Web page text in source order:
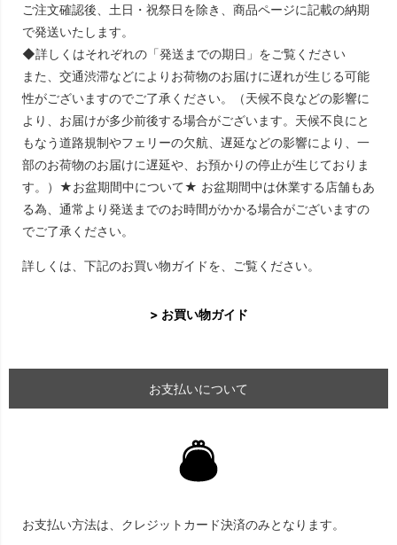
ご注文確認後、土日・祝祭日を除き、商品ページに記載の納期
で発送いたします。
◆詳しくはそれぞれの「発送までの期日」をご覧ください
また、交通渋滞などによりお荷物のお届けに遅れが生じる可能
性がございますのでご了承ください。（天候不良などの影響に
より、お届けが多少前後する場合がございます。天候不良にと
もなう道路規制やフェリーの欠航、遅延などの影響により、一
部のお荷物のお届けに遅延や、お預かりの停止が生じておりま
す。）★お盆期間中について★ お盆期間中は休業する店舗もあ
る為、通常より発送までのお時間がかかる場合がございますの
でご了承ください。
詳しくは、下記のお買い物ガイドを、ご覧ください。
> お買い物ガイド
お支払いについて
お支払い方法は、クレジットカード決済のみとなります。